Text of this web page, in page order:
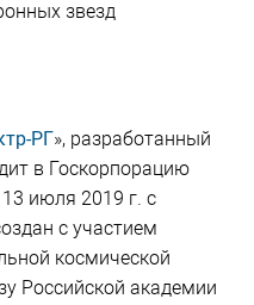
звезд
РГ», разработанный
в Госкорпорацию
июля 2019 г. с
с участием
космической
Российской академии